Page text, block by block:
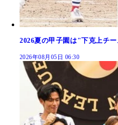
2026夏の甲子園は"下克上チ
2026年08月05日 06:30